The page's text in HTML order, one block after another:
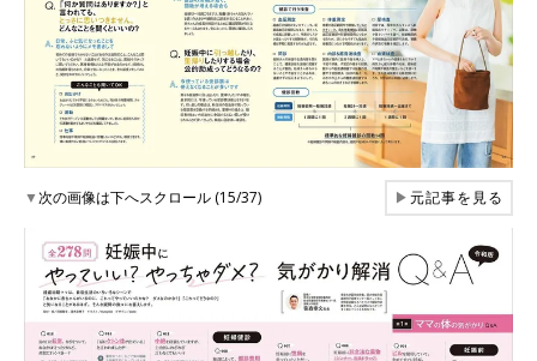
▼次の画像は下へスクロール (15/37) ▶元記事を見る